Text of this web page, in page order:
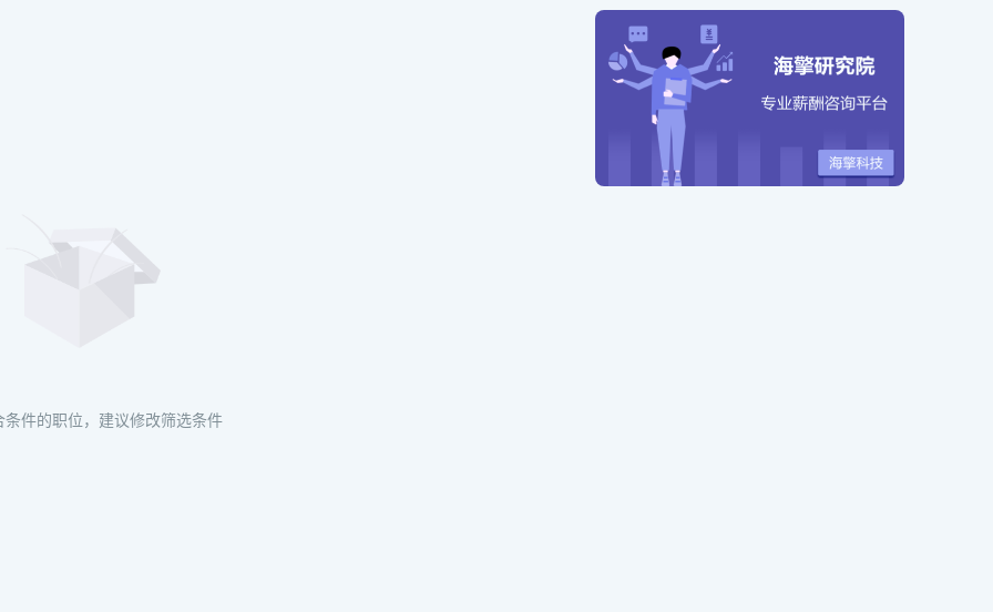
条件的职位，建议修改筛选条件